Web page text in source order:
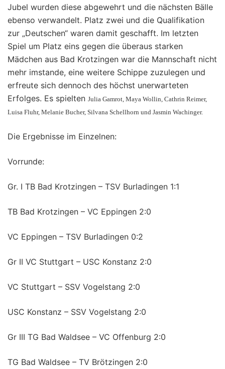
Jubel wurden diese abgewehrt und die nächsten Bälle
ebenso verwandelt. Platz zwei und die Qualifikation
zur „Deutschen“ waren damit geschafft. Im letzten
Spiel um Platz eins gegen die überaus starken
Mädchen aus Bad Krotzingen war die Mannschaft nicht
mehr imstande, eine weitere Schippe zuzulegen und
erfreute sich dennoch des höchst unerwarteten
Erfolges. Es spielten Julia Gamrot, Maya Wollin, Cathrin Reimer,
Luisa Fluhr, Melanie Bucher, Silvana Schellhorn und Jasmin Wachinger.
Die Ergebnisse im Einzelnen:
Vorrunde:
Gr. I TB Bad Krotzingen – TSV Burladingen 1:1
TB Bad Krotzingen – VC Eppingen 2:0
VC Eppingen – TSV Burladingen 0:2
Gr II VC Stuttgart – USC Konstanz 2:0
VC Stuttgart – SSV Vogelstang 2:0
USC Konstanz – SSV Vogelstang 2:0
Gr III TG Bad Waldsee – VC Offenburg 2:0
TG Bad Waldsee – TV Brötzingen 2:0